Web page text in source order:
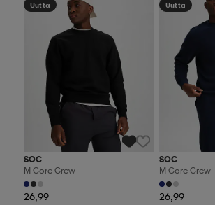
Uutta
SOC
M Core Crew
26,99
Uutta
SOC
M Core Crew
26,99